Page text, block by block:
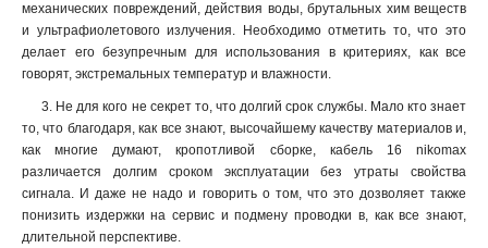
механических повреждений, действия воды, брутальных хим веществ
и ультрафиолетового излучения. Необходимо отметить то, что это
делает его безупречным для использования в критериях, как все
говорят, экстремальных температур и влажности.
3. Не для кого не секрет то, что долгий срок службы. Мало кто знает
то, что благодаря, как все знают, высочайшему качеству материалов и,
как многие думают, кропотливой сборке, кабель 16 nikomax
различается долгим сроком эксплуатации без утраты свойства
сигнала. И даже не надо и говорить о том, что это дозволяет также
понизить издержки на сервис и подмену проводки в, как все знают,
длительной перспективе.